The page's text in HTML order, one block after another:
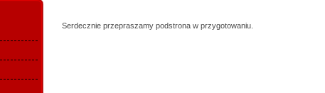
Serdecznie przepraszamy podstrona w przygotowaniu.